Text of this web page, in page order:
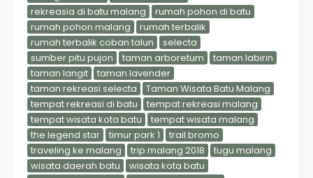
rekreasia di batu malang
rumah pohon di batu
rumah pohon malang
rumah terbalik
rumah terbalik coban talun
selecta
sumber pitu pujon
taman arboretum
taman labirin
taman langit
taman lavender
taman rekreasi selecta
Taman Wisata Batu Malang
tempat rekreasi di batu
tempat rekreasi malang
tempat wisata kota batu
tempat wisata malang
the legend star
timur park 1
trail bromo
traveling ke malang
trip malang 2018
tugu malang
wisata daerah batu
wisata kota batu